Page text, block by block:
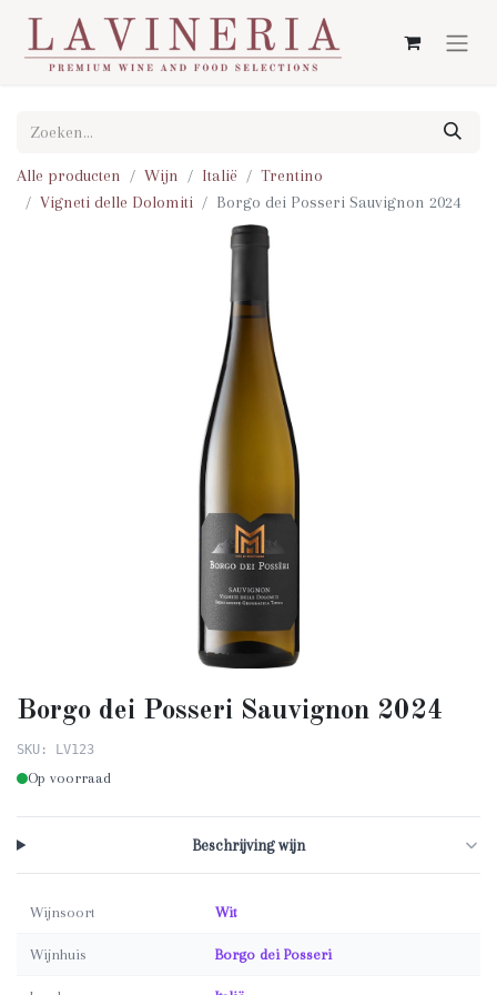
Alle producten Wijn Italië
Trentino
Vigneti delle Dolomiti
Borgo dei Posseri Sauvignon 2024
Borgo dei Posseri Sauvignon 2024
SKU: LV123
Op voorraad
Beschrijving wijn
Wijnsoort Wit
Wijnhuis Borgo dei Posseri